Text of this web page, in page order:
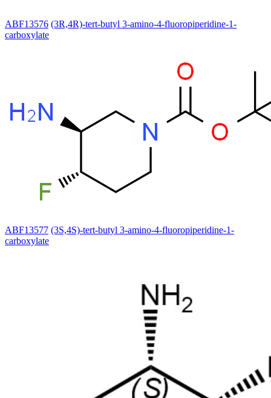
ABF13576 (3R,4R)-tert-butyl 3-amino-4-fluoropiperidine-1-
carboxylate
ABF13577 (3S,4S)-tert-butyl 3-amino-4-fluoropiperidine-1-
carboxylate